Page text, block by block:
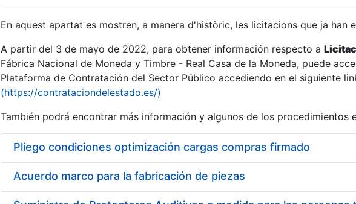
Mostra/Amaga
Mostra/Amaga
Mostra/Amaga
En aquest apartat es mostren, a manera d'històric, les licitacions que ja
A partir del 3 de mayo de 2022, para obtener información respecto a
Fábrica Nacional de Moneda y Timbre - Real Casa de la Moneda, puede
Plataforma de Contratación del Sector Público accediendo en el siguiente
(https://contrataciondelestado.es/)
También podrá encontrar más información y algunos de los procedimientos
Pliego condiciones optimización cargas compras firmado
Acuerdo marco para la fabricación de piezas